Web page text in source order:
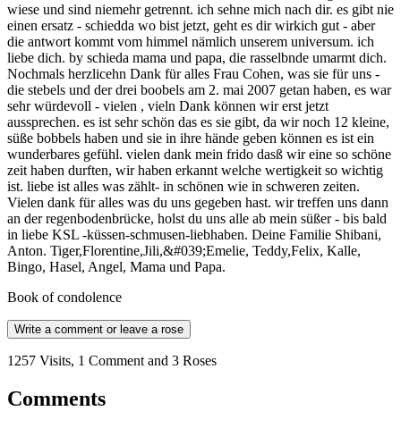
wiese und sind niemehr getrennt. ich sehne mich nach dir. es gibt nie
einen ersatz - schiedda wo bist jetzt, geht es dir wirkich gut - aber
die antwort kommt vom himmel nämlich unserem universum. ich
liebe dich. by schieda mama und papa, die rasselbnde umarmt dich.
Nochmals herzlicehn Dank für alles Frau Cohen, was sie für uns -
die stebels und der drei boobels am 2. mai 2007 getan haben, es war
sehr würdevoll - vielen , vieln Dank können wir erst jetzt
aussprechen. es ist sehr schön das es sie gibt, da wir noch 12 kleine,
süße bobbels haben und sie in ihre hände geben können es ist ein
wunderbares gefühl. vielen dank mein frido dasß wir eine so schöne
zeit haben durften, wir haben erkannt welche wertigkeit so wichtig
ist. liebe ist alles was zählt- in schönen wie in schweren zeiten.
Vielen dank für alles was du uns gegeben hast. wir treffen uns dann
an der regenbodenbrücke, holst du uns alle ab mein süßer - bis bald
in liebe KSL -küssen-schmusen-liebhaben. Deine Familie Shibani,
Anton. Tiger,Florentine,Jili,&#039;Emelie, Teddy,Felix, Kalle,
Bingo, Hasel, Angel, Mama und Papa.
Book of condolence
Write a comment or leave a rose
1257 Visits, 1 Comment and 3 Roses
Comments